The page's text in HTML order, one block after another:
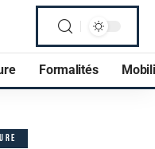
Formalités